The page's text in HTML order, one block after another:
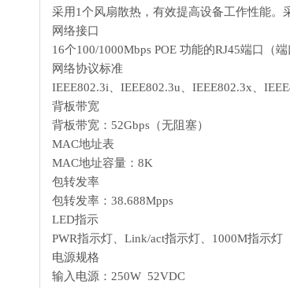
采用1个风扇散热，有效提高设备工作性能。
网络接口
16个100/1000Mbps POE 功能的RJ45端口（端
网络协议标准
IEEE802.3i、IEEE802.3u、IEEE802.3x、
背板带宽
背板带宽：52Gbps（无阻塞）
MAC地址表
MAC地址容量：8K
包转发率
包转发率：38.688Mpps
LED指示
PWR指示灯、Link/act指示灯、1000M指示灯
电源规格
输入电源：250W 52VDC